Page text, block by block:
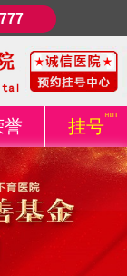
誉 挂号